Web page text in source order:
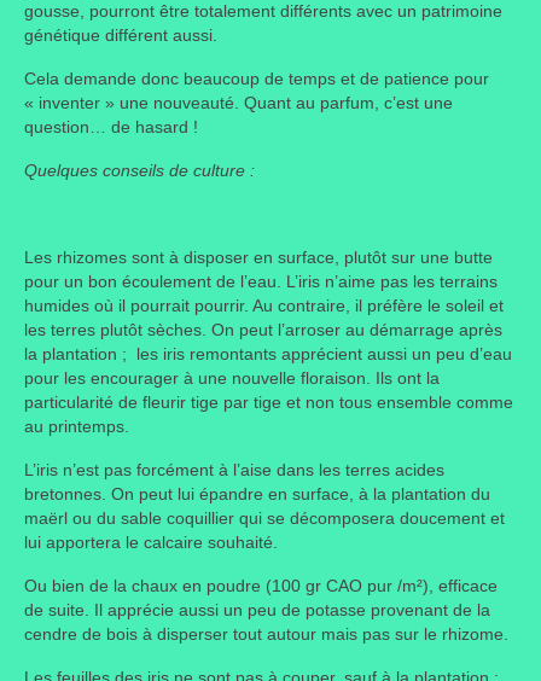
Amis jardiniers du Devon
Fête des plantes
Florescence
Portes ouvertes
Autres
Flore et faune
Flore
Arbustes
Graminées
Vivaces
Oiseaux
Et aussi…
gousse, pourront être totalement différents avec un patrimoine
génétique différent aussi.
Cela demande donc beaucoup de temps et de patience pour
« inventer » une nouveauté. Quant au parfum, c’est une
question… de hasard !
Quelques conseils de culture :
Les rhizomes sont à disposer en surface, plutôt sur une butte
pour un bon écoulement de l’eau. L’iris n’aime pas les terrains
humides où il pourrait pourrir. Au contraire, il préfère le soleil et
les terres plutôt sèches. On peut l’arroser au démarrage après
la plantation ; les iris remontants apprécient aussi un peu d’eau
pour les encourager à une nouvelle floraison. Ils ont la
particularité de fleurir tige par tige et non tous ensemble comme
au printemps.
L’iris n’est pas forcément à l’aise dans les terres acides
bretonnes. On peut lui épandre en surface, à la plantation du
maërl ou du sable coquillier qui se décomposera doucement et
lui apportera le calcaire souhaité.
Ou bien de la chaux en poudre (100 gr CAO pur /m²), efficace
de suite. Il apprécie aussi un peu de potasse provenant de la
cendre de bois à disperser tout autour mais pas sur le rhizome.